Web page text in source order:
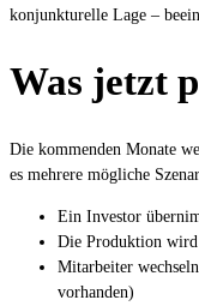
konjunkturelle Lage –
Was jetzt
Die kommenden Monate
es mehrere mögliche
Ein Investor
Die Produktion
Mitarbeiter
vorhanden)